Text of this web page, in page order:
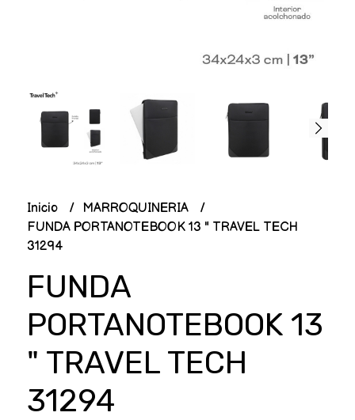
Inicio
MARROQUINERIA
FUNDA PORTANOTEBOOK 13 " TRAVEL TECH
31294
FUNDA
PORTANOTEBOOK 13
" TRAVEL TECH
31294